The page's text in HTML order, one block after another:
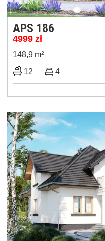
APS 186
4999 zł
148,9 m2
12 4